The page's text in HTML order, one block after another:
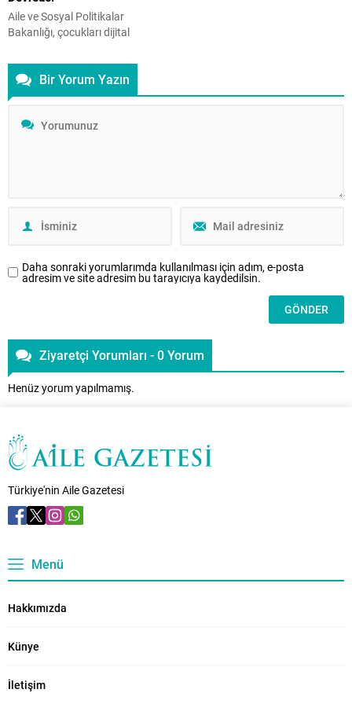
Evvel zaman içinde, kalbur saman
içinde....
Aile ve Sosyal Politikalar
Bakanlığı, çocukları dijital
“DUY” (Çocuk için Dost
Uygulamalar) ihbar hattını
devreye aldı. 450 zararlı içeriğe
Bakanlık, koruyucu ve önleyici
zararlı...
Bir Yorum Yazın
Daha sonraki yorumlarımda kullanılması için adım, e-posta
adresim ve site adresim bu tarayıcıya kaydedilsin.
Ziyaretçi Yorumları - 0 Yorum
Henüz yorum yapılmamış.
Türkiye'nin Aile Gazetesi
Menü
Hakkımızda
Künye
İletişim